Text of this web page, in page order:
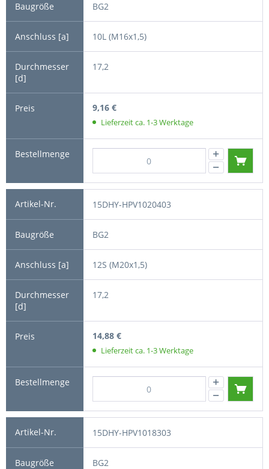
BG2
10L (M16x1,5)
17,2
9,16 €
Lieferzeit ca. 1-3 Werktage
15DHY-HPV1020403
BG2
12S (M20x1,5)
17,2
14,88 €
Lieferzeit ca. 1-3 Werktage
15DHY-HPV1018303
BG2